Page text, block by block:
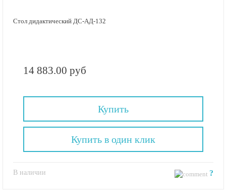
Стол дидактический ДС-АД-132
14 883.00 руб
Купить
В наличии ?
Купить в один клик